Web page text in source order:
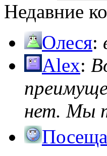
Недавние
Олеся:
Alex:
нет. Мы